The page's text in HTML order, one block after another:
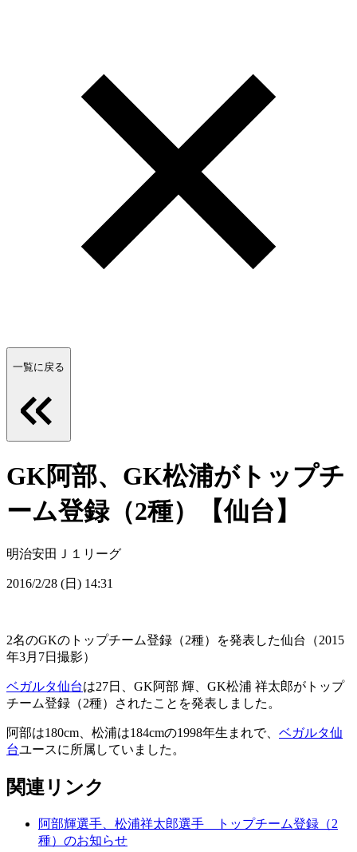
一覧に戻る
GK阿部、GK松浦がトップチ
ーム登録（2種）【仙台】
明治安田Ｊ１リーグ
2016/2/28 (日) 14:31
2名のGKのトップチーム登録（2種）を発表した仙台（2015
年3月7日撮影）
ベガルタ仙台は27日、GK阿部 輝、GK松浦 祥太郎がトップ
チーム登録（2種）されたことを発表しました。
阿部は180cm、松浦は184cmの1998年生まれで、 ベガルタ仙
台ユースに所属していました。
関連リンク
阿部輝選手、松浦祥太郎選手 トップチーム登録（2
種）のお知らせ